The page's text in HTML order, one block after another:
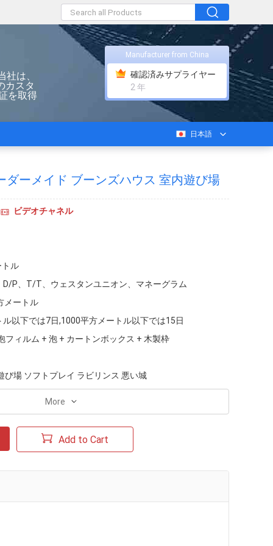
は、
カスタ
を取得
Manufacturer from China
確認済みサプライヤー
2 年
日本語
ダーメイド ブーンズハウス 室内遊び場
ビデオチャネル
トル
D/P、T/T、ウェスタンユニオン、マネーグラム
メートル
以下では7日,1000平方メートル以下では15日
フィルム + 泡 + カートンボックス + 木製枠
び場 ソフトプレイ ラビリンス 悪い城
More
Add to Cart